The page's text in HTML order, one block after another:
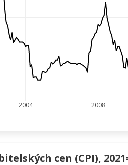
2004 2008
cen (CPI),